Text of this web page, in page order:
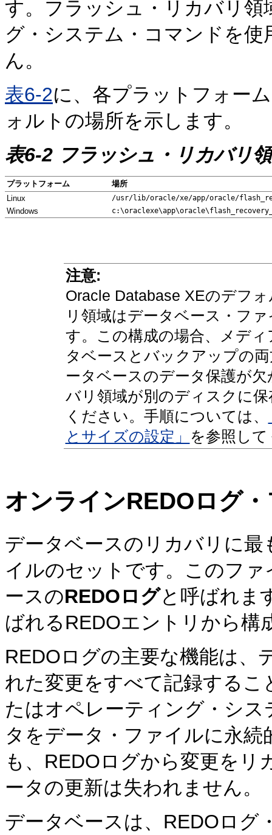
す。フラッシュ・リカバリ
グ・システム・コマンドを
ん。
表6-2に、各プラットフォー
ォルトの場所を示します。
表6-2 フラッシュ・リカバリ
プラットフォーム
場所
Linux
/usr/lib/oracle/xe/app/oracle/
Windows
注意:
Oracle Database XEのデフ
リ領域はデータベース・フ
す。この構成の場合、メデ
タベースとバックアップの
ータベースのデータ保護が
バリ領域が別のディスクに
ください。手順については、
とサイズの設定」
を参照し
オンラインREDOログ
データベースのリカバリに
イルのセットです。このフ
ースのREDOログと呼ばれま
ばれるREDOエントリから構
REDOログの主要な機能は、
れた変更をすべて記録する
たはオペレーティング・シ
タをデータ・ファイルに永
も、REDOログから変更を
ータの更新は失われません。
データベースは、REDOログ